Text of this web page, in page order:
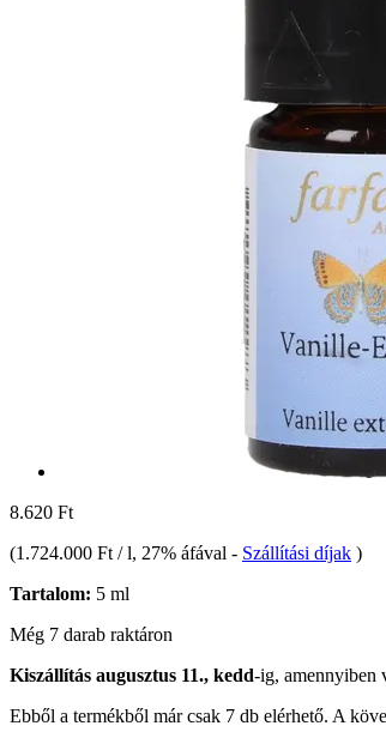
8.620 Ft
(1.724.000 Ft / l, 27% áfával - Szállítási díjak )
Tartalom: 5 ml
Még 7 darab raktáron
Kiszállítás augusztus 11., kedd-ig, amennyiben
Ebből a termékből már csak 7 db elérhető. A